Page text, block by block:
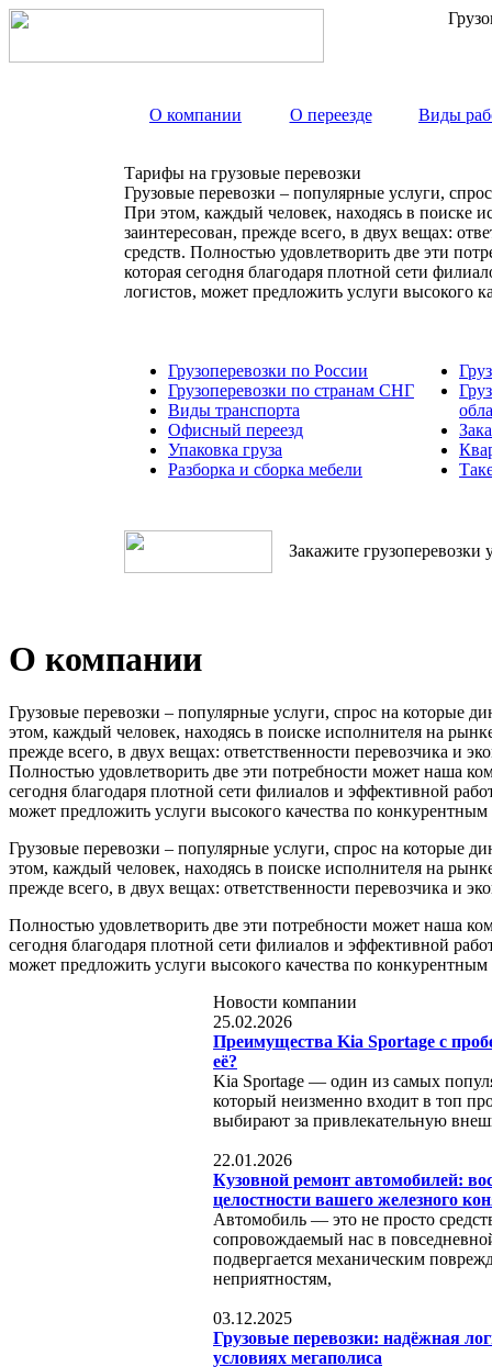
О компании О переезде Виды
Тарифы на грузовые перевозки
Грузовые перевозки – популярные услуги,
При этом, каждый человек, находясь в поиске
заинтересован, прежде всего, в двух вещах:
средств. Полностью удовлетворить две эти
которая сегодня благодаря плотной сети
логистов, может предложить услуги высокого
Грузоперевозки по России
Грузоперевозки по странам СНГ
Виды транспорта
Офисный переезд
Упаковка груза
Разборка и сборка мебели
Закажите грузоперевозки
О компании
Грузовые перевозки – популярные услуги, спрос на которые
этом, каждый человек, находясь в поиске исполнителя на
прежде всего, в двух вещах: ответственности перевозчика и
Полностью удовлетворить две эти потребности может наша
сегодня благодаря плотной сети филиалов и эффективной
может предложить услуги высокого качества по
Грузовые перевозки – популярные услуги, спрос на которые
этом, каждый человек, находясь в поиске исполнителя на
прежде всего, в двух вещах: ответственности перевозчика и
Полностью удовлетворить две эти потребности может наша
сегодня благодаря плотной сети филиалов и эффективной
может предложить услуги высокого качества по
Новости компании
25.02.2026
Преимущества Kia Sportage с
её?
Kia Sportage — один из самых
который неизменно входит в топ
выбирают за привлекательную
22.01.2026
Кузовной ремонт автомобилей:
целостности вашего железного
Автомобиль — это не просто
сопровождаемый нас в
подвергается механическим
неприятностям,
03.12.2025
Грузовые перевозки: надёжная
условиях мегаполиса